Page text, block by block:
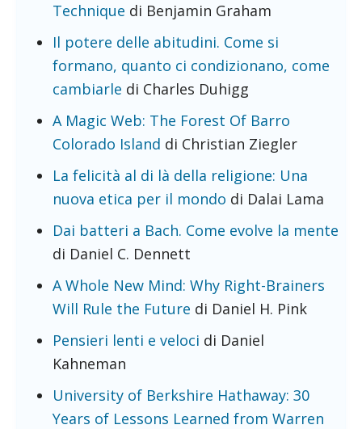
Technique di Benjamin Graham
Il potere delle abitudini. Come si
formano, quanto ci condizionano, come
cambiarle di Charles Duhigg
A Magic Web: The Forest Of Barro
Colorado Island di Christian Ziegler
La felicità al di là della religione: Una
nuova etica per il mondo di Dalai Lama
Dai batteri a Bach. Come evolve la mente
di Daniel C. Dennett
A Whole New Mind: Why Right-Brainers
Will Rule the Future di Daniel H. Pink
Pensieri lenti e veloci di Daniel
Kahneman
University of Berkshire Hathaway: 30
Years of Lessons Learned from Warren